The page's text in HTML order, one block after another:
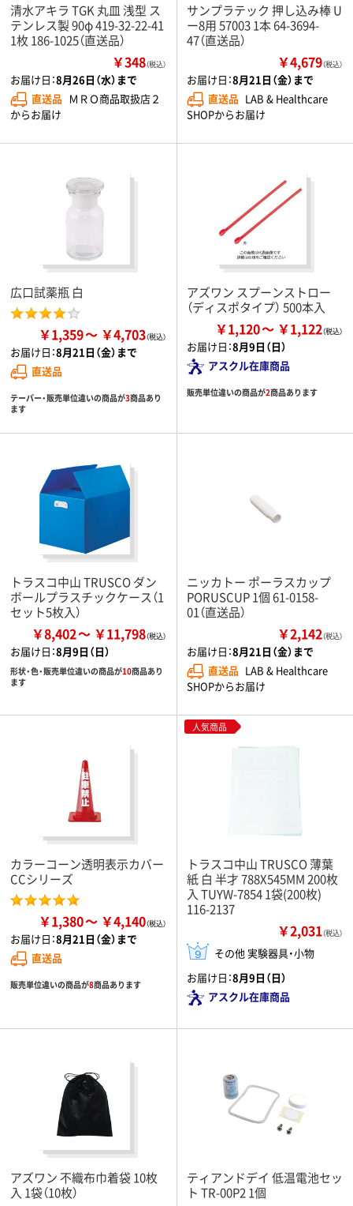
清水アキラ TGK 丸皿 浅型 ス
テンレス製 90φ 419-32-22-41
1枚 186-1025（直送品）
￥348（税込）
お届け日：8月26日（水）まで
直送品 ＭＲＯ商品取扱店２
からお届け
サンプラテック 押し込み棒 U
ー8用 57003 1本 64-3694-
47（直送品）
￥4,679（税込）
お届け日：8月21日（金）まで
直送品 LAB & Healthcare
SHOPからお届け
広口試薬瓶 白
￥1,359 ￥4,703
お届け日：8月21日（金）まで
直送品
テーパー・販売単位違いの商品が3商品あり
ます
アズワン スプーンストロー
（ディスポタイプ） 500本入
￥1,120 ￥1,122
お届け日：8月9日（日）
アスクル在庫商品
販売単位違いの商品が2商品あります
トラスコ中山 TRUSCO ダン
ボールプラスチックケース（1
セット5枚入）
￥8,402 ￥11,798
お届け日：8月9日（日）
形状・色・販売単位違いの商品が10商品あり
ます
ニッカトー ポーラスカップ
PORUSCUP 1個 61-0158-
01（直送品）
￥2,142（税込）
お届け日：8月21日（金）まで
直送品 LAB & Healthcare
SHOPからお届け
カラーコーン透明表示カバー
CCシリーズ
￥1,380 ￥4,140
お届け日：8月21日（金）まで
直送品
販売単位違いの商品が8商品あります
人気商品
トラスコ中山 TRUSCO 薄葉
紙 白 半才 788X545MM 200枚
入 TUYW-7854 1袋(200枚)
116-2137
￥2,031（税込）
その他 実験器具・小物
お届け日：8月9日（日）
アスクル在庫商品
アズワン 不織布巾着袋 10枚
入 1袋（10枚）
ティアンドデイ 低温電池セッ
ト TR-00P2 1個